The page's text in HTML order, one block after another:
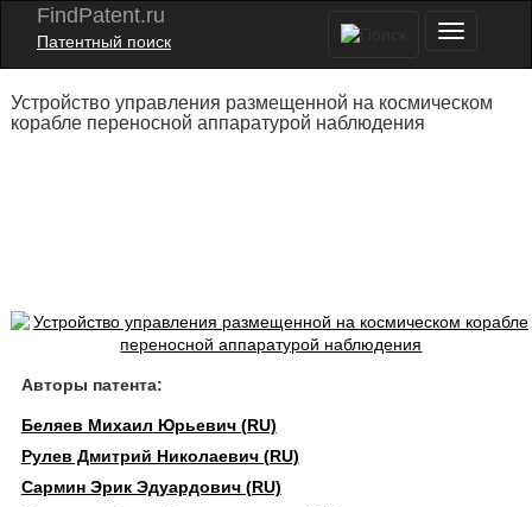
FindPatent.ru
Патентный поиск
Устройство управления размещенной на космическом
корабле переносной аппаратурой наблюдения
Авторы патента:
Беляев Михаил Юрьевич (RU)
Рулев Дмитрий Николаевич (RU)
Сармин Эрик Эдуардович (RU)